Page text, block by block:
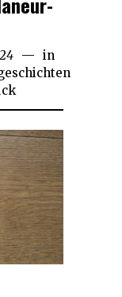
20.
Dezember
2024
in